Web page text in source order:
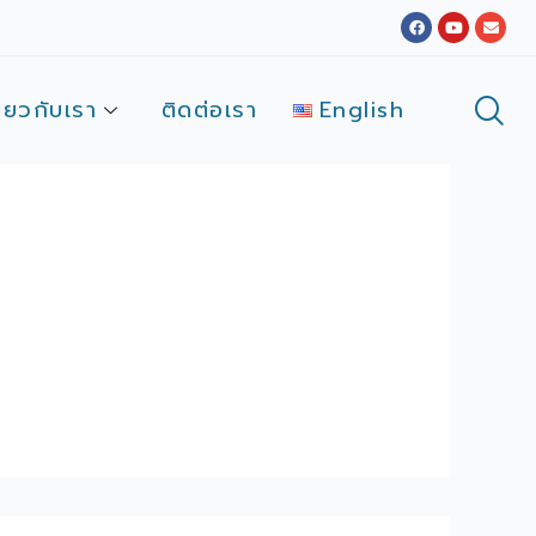
Facebook
Youtube
วกับเรา ติดต่อเรา English